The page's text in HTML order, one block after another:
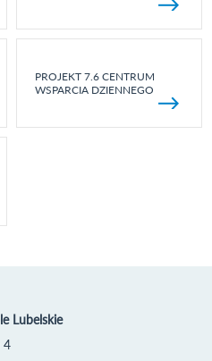
PROJEKT 7.6 CENTRUM
WSPARCIA DZIENNEGO
Lubelskie
4